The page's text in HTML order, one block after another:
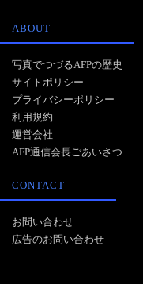
ABOUT
写真でつづるAFPの歴史
サイトポリシー
プライバシーポリシー
利用規約
運営会社
AFP通信会長ごあいさつ
CONTACT
お問い合わせ
広告のお問い合わせ